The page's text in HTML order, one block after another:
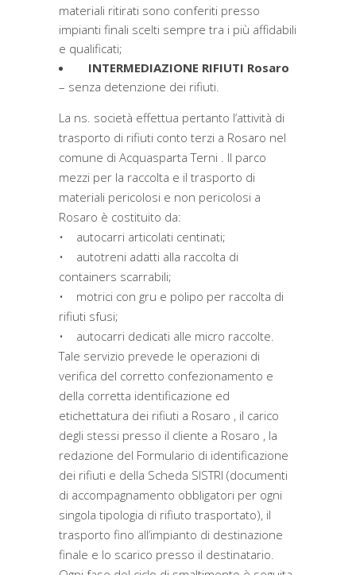
materiali ritirati sono conferiti presso
impianti finali scelti sempre tra i più affidabili
e qualificati;
INTERMEDIAZIONE RIFIUTI Rosaro
– senza detenzione dei rifiuti.
La ns. società effettua pertanto l’attività di
trasporto di rifiuti conto terzi a Rosaro nel
comune di Acquasparta Terni . Il parco
mezzi per la raccolta e il trasporto di
materiali pericolosi e non pericolosi a
Rosaro è costituito da:
• autocarri articolati centinati;
• autotreni adatti alla raccolta di
containers scarrabili;
• motrici con gru e polipo per raccolta di
rifiuti sfusi;
• autocarri dedicati alle micro raccolte.
Tale servizio prevede le operazioni di
verifica del corretto confezionamento e
della corretta identificazione ed
etichettatura dei rifiuti a Rosaro , il carico
degli stessi presso il cliente a Rosaro , la
redazione del Formulario di identificazione
dei rifiuti e della Scheda SISTRI (documenti
di accompagnamento obbligatori per ogni
singola tipologia di rifiuto trasportato), il
trasporto fino all’impianto di destinazione
finale e lo scarico presso il destinatario.